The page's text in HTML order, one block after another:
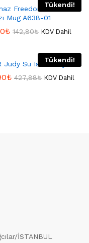
Tükendi!
Freedom Colours
Mug A638-01
₺ 142,80₺ KDV Dahil
Tükendi!
Judy Su Isıtıcı Beyaz
₺ 427,88₺ KDV Dahil
İSTANBUL